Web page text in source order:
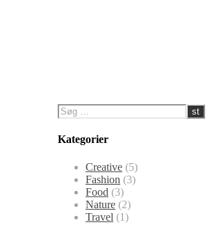
Kategorier
Creative (5)
Fashion (3)
Food (3)
Nature (2)
Travel (1)